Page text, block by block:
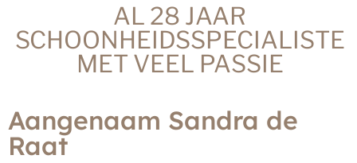
AL 28 JAAR
SCHOONHEIDSSPECIALISTE
MET VEEL PASSIE
Aangenaam Sandra de
Raat